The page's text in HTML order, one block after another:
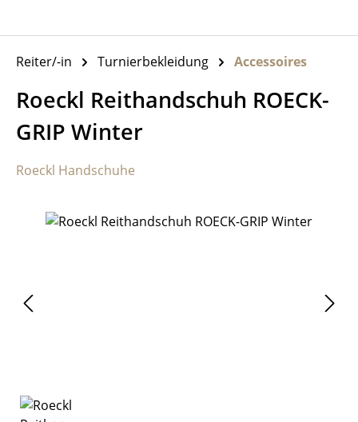
Reiter/-in Turnierbekleidung Accessoires
Roeckl Reithandschuh ROECK-
GRIP Winter
Roeckl Handschuhe
Bildergalerie überspringen